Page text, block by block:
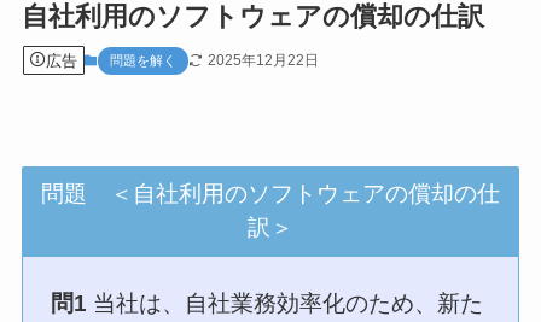
自社利用のソフトウェアの償却の仕訳
広告 問題を解く 2025年12月22日
問題 ＜自社利用のソフトウェアの償却の仕
訳＞
問1 当社は、自社業務効率化のため、新た